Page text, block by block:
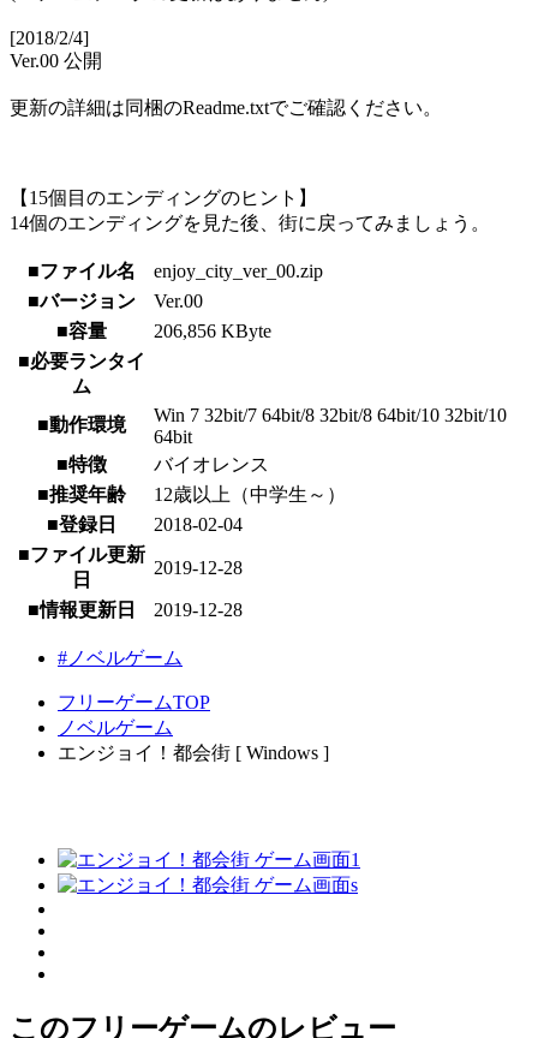
[2018/2/4]
Ver.00 公開
更新の詳細は同梱のReadme.txtでご確認ください。
【15個目のエンディングのヒント】
14個のエンディングを見た後、街に戻ってみましょう。
■ファイル名
enjoy_city_ver_00.zip
■バージョン
Ver.00
■容量
206,856 KByte
■必要ランタイ
ム
■動作環境
Win 7 32bit/7 64bit/8 32bit/8 64bit/10 32bit/10
64bit
■特徴
バイオレンス
■推奨年齢
12歳以上（中学生～）
■登録日
2018-02-04
■ファイル更新
日
2019-12-28
■情報更新日 2019-12-28
#ノベルゲーム
フリーゲームTOP
ノベルゲーム
エンジョイ！都会街 [ Windows ]
このフリーゲームのレビュー